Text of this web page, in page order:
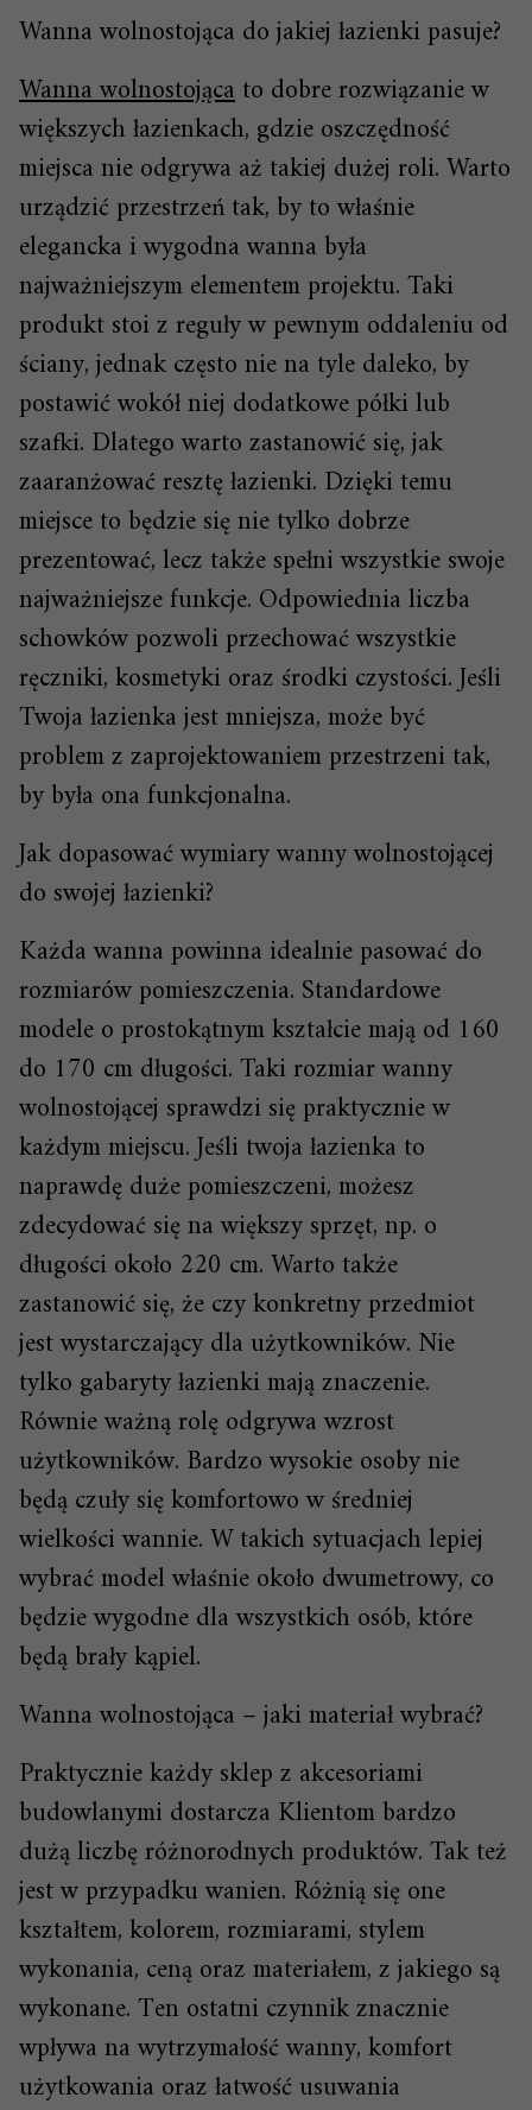
Wanna wolnostojąca do jakiej łazienki pasuje?
Wanna wolnostojącato dobre rozwiązanie w
większych łazienkach, gdzie oszczędność
miejsca nie odgrywa aż takiej dużej roli. Warto
urządzić przestrzeń tak, by to właśnie
elegancka i wygodna wanna była
najważniejszym elementem projektu. Taki
produkt stoi z reguły w pewnym oddaleniu od
ściany, jednak często nie na tyle daleko, by
postawić wokół niej dodatkowe półki lub
szafki. Dlatego warto zastanowić się, jak
zaaranżować resztę łazienki. Dzięki temu
miejsce to będzie się nie tylko dobrze
prezentować, lecz także spełni wszystkie swoje
najważniejsze funkcje. Odpowiednia liczba
schowków pozwoli przechować wszystkie
ręczniki, kosmetyki oraz środki czystości. Jeśli
Twoja łazienka jest mniejsza, może być
problem z zaprojektowaniem przestrzeni tak,
by była ona funkcjonalna.
Jak dopasować wymiary wanny wolnostojącej
do swojej łazienki?
Każda wanna powinna idealnie pasować do
rozmiarów pomieszczenia. Standardowe
modele o prostokątnym kształcie mają od 160
do 170 cm długości. Taki rozmiar wanny
wolnostojącej sprawdzi się praktycznie w
każdym miejscu. Jeśli twoja łazienka to
naprawdę duże pomieszczeni, możesz
zdecydować się na większy sprzęt, np. o
długości około 220 cm. Warto także
zastanowić się, że czy konkretny przedmiot
jest wystarczający dla użytkowników. Nie
tylko gabaryty łazienki mają znaczenie.
Równie ważną rolę odgrywa wzrost
użytkowników. Bardzo wysokie osoby nie
będą czuły się komfortowo w średniej
wielkości wannie. W takich sytuacjach lepiej
wybrać model właśnie około dwumetrowy, co
będzie wygodne dla wszystkich osób, które
będą brały kąpiel.
Wanna wolnostojąca – jaki materiał wybrać?
Praktycznie każdy sklep z akcesoriami
budowlanymi dostarcza Klientom bardzo
dużą liczbę różnorodnych produktów. Tak też
jest w przypadku wanien. Różnią się one
kształtem, kolorem, rozmiarami, stylem
wykonania, ceną oraz materiałem, z jakiego są
wykonane. Ten ostatni czynnik znacznie
wpływa na wytrzymałość wanny, komfort
użytkowania oraz łatwość usuwania